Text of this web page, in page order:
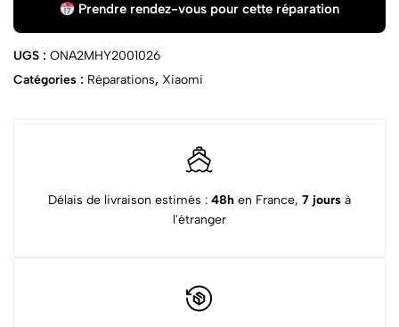
Prendre rendez-vous pour cette réparation
UGS : ONA2MHY2001026
Catégories : Réparations, Xiaomi
Délais de livraison estimés : 48h en France, 7 jours à
l'étranger